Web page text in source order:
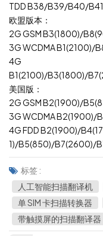
TDD B38/B39/B40/B41
欧盟版本：
2G GSM B3(1800)/
3G WCDMA B1(2100)/
4G
B1(2100)/B3(1800)/
美国版：
2G GSM B2(1900)/
3G WCDMA B2(1900)/
4G FDD B2(1900)/
1)/B5(850)/B7(2600)/
标签 :
人工智能扫描翻译机
单 SIM 卡扫描转换器
带触摸屏的扫描翻译器